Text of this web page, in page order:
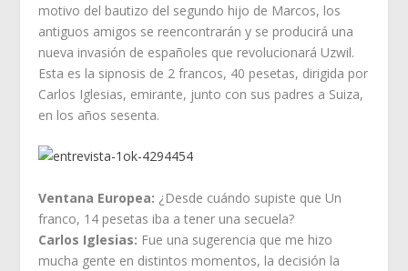
motivo del bautizo del segundo hijo de Marcos, los
antiguos amigos se reencontrarán y se producirá una
nueva invasión de españoles que revolucionará Uzwil.
Esta es la sipnosis de 2 francos, 40 pesetas, dirigida por
Carlos Iglesias, emirante, junto con sus padres a Suiza,
en los años sesenta.
Ventana Europea: ¿Desde cuándo supiste que Un
franco, 14 pesetas iba a tener una secuela?
Carlos Iglesias: Fue una sugerencia que me hizo
mucha gente en distintos momentos, la decisión la